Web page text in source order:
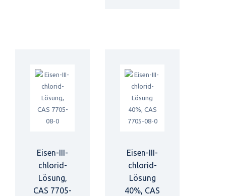
Eisen-III-
chlorid-
Lösung,
CAS 7705-
Eisen-III-
chlorid-
Lösung
40%, CAS